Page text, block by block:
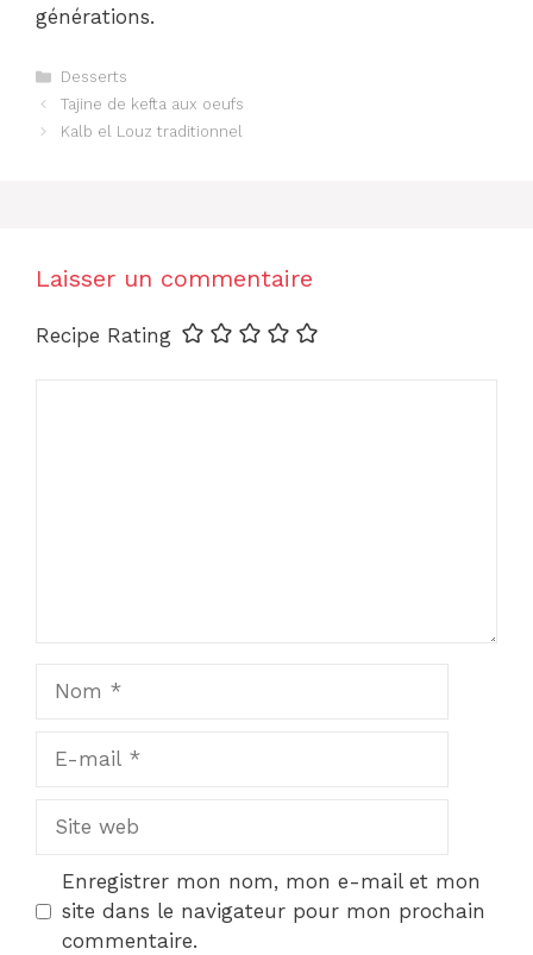
générations.
Catégories
Desserts
Tajine de kefta aux oeufs
Kalb el Louz traditionnel
Laisser un commentaire
Recipe Rating
mail
web
Enregistrer mon nom, mon e-mail et mon
site dans le navigateur pour mon prochain
commentaire.